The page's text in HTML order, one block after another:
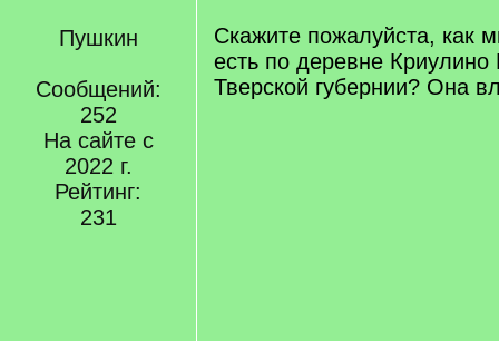
Пушкин
Сообщений:
252
На сайте с
2022 г.
Рейтинг:
231
Скажите пожалуйста, как
есть по деревне Криулино
Тверской губернии? Она